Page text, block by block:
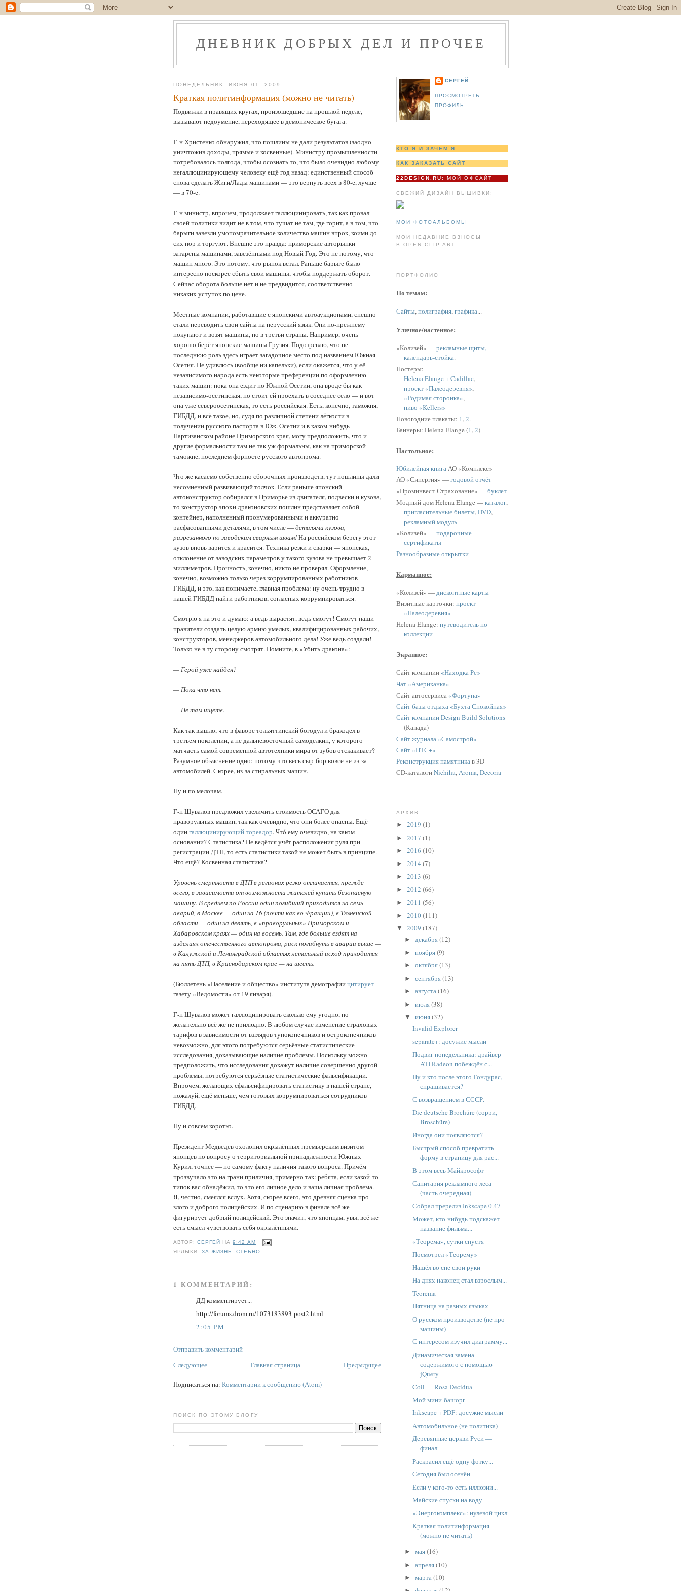
ДНЕВНИК ДОБРЫХ ДЕЛ И ПРОЧЕЕ
ПОНЕДЕЛЬНИК, ИЮНЯ 01, 2009
Краткая политинформация (можно не читать)
Подвижки в правящих кругах, произошедшие на прошлой неделе,
вызывают недоумение, переходящее в демоническое бугага.
Г-н Христенко обнаружил, что пошлины не дали результатов (заодно
уничтожив доходы, прямые и косвенные). Министру промышленности
потребовалось полгода, чтобы осознать то, что было очевидно любому
негаллюцинирующему человеку ещё год назад: единственный способ
снова сделать Жиги/Лады машинами — это вернуть всех в 80-е, лучше
— в 70-е.
Г-н министр, впрочем, продолжает галлюцинировать, так как провал
своей политики видит не в том, что тушат не там, где горит, а в том, что
барыги завезли умопомрачительное количество машин впрок, коими до
сих пор и торгуют. Внешне это правда: приморские авторынки
затарены машинами, завезёнными под Новый Год. Это не потому, что
машин много. Это потому, что рынок встал. Раньше барыге было
интересно поскорее сбыть свои машины, чтобы поддержать оборот.
Сейчас оборота больше нет и не предвидится, соответственно —
никаких уступок по цене.
Местные компании, работавшие с японскими автоаукционами, спешно
стали переводить свои сайты на нерусский язык. Они по-прежнему
покупают и возят машины, но в третьи страны. Например, очень
хорошо берёт японские машины Грузия. Подозреваю, что не
последнюю роль здесь играет загадочное место под названием Южная
Осетия. Не удивлюсь (вообще ни капельки), если окажется, что у её
независимого народа есть некоторые преференции по оформлению
таких машин: пока она ездит по Южной Осетии, она вроде бы как
независимо-осетинская, но стоит ей проехать в соседнее село — и вот
она уже североосетинская, то есть российская. Есть, конечно, таможня,
ГИБДД, и всё такое, но, судя по различной степени лёгкости в
получении русского паспорта в Юж. Осетии и в каком-нибудь
Партизанском районе Приморского края, могу предположить, что и
другие формальности там не так уж формальны, как на приморской
таможне, последнем форпосте русского автопрома.
Что же касаемо собственно сборочных производств, тут пошлины дали
несомненный развивающий толчок. Если раньше японский
автоконструктор собирался в Приморье из двигателя, подвески и кузова,
то конструктор эпохи драконовских пошлин представляет собой
контейнер, наполненный пронумерованными и аккуратно
расфасованными деталями, в том числе —деталями кузова,
разрезанного по заводским сварным швам!На российском берегу этот
кузов вновь варится и красится. Техника резки и сварки — японская,
отклонение от заводских параметров у такого кузова не превышает 2
миллиметров. Прочность, конечно, никто не проверял. Оформление,
конечно, возможно только через коррумпированных работников
ГИБДД, и это, как понимаете, главная проблема: ну очень трудно в
нашей ГИБДД найти работников, согласных коррумпироваться.
Смотрю я на это и думаю: а ведь вырастят, ведь смогут! Смогут наши
правители создать целую армию умелых, квалифицированных рабочих,
конструкторов, менеджеров автомобильного дела! Уже ведь создали!
Только не в ту сторону смотрят. Помните, в «Убить дракона»:
— Герой уже найден?
— Пока что нет.
— Не там ищете.
Как так вышло, что в фаворе тольяттинский богодул и бракодел в
третьем поколении, а не дальневосточный самоделкин, у которого
матчасть самой современной автотехники мира от зубов отскакивает?
Разумное объяснение одно: потому что весь сыр-бор вовсе не из-за
автомобилей. Скорее, из-за стиральных машин.
Ну и по мелочам.
Г-н Шувалов предложил увеличить стоимость ОСАГО для
праворульных машин, так как очевидно, что они более опасны. Ещё
одингаллюцинирующий тореадор. Чтó ему очевидно, на каком
основании? Статистика? Не ведётся учёт расположения руля при
регистрации ДТП, то есть статистики такой не может быть в принципе.
Что ещё? Косвенная статистика?
Уровень смертности в ДТП в регионах резко отличается, прежде
всего, в зависимости от возможности жителей купить безопасную
машину. В среднем по России один погибший приходится на семь
аварий, в Москве — один на 16 (почти как во Франции), в Тюменской
области — один на девять, в «праворульных» Приморском и
Хабаровском краях — один на восемь. Там, где больше ездят на
изделиях отечественного автопрома, риск погибнуть в аварии выше —
в Калужской и Ленинградской областях летальный исход приходится
на пять ДТП, в Краснодарском крае — на шесть.
(Бюллетень «Население и общество» института демографиицитирует
газету «Ведомости» от 19 января).
Г-н Шувалов может галлюцинировать сколько ему угодно, но
желательно всё же не прилюдно. В любом случае изменение страховых
тарифов в зависимости от взглядов тупоконечников и остроконечников
невозможно, для этого потребуются серьёзные статистические
исследования, доказывающие наличие проблемы. Поскольку можно
предположить, что исследования докажут наличие совершенно другой
проблемы, потребуются серьёзные статистические фальсификации.
Впрочем, желающих сфальсифицировать статистику в нашей стране,
пожалуй, ещё меньше, чем готовых коррумпироваться сотрудников
ГИБДД.
Ну и совсем коротко.
Президент Медведев охолонил окрылённых премьерским визитом
японцев по вопросу о территориальной принадлежности Южных
Курил, точнее — по самому факту наличия такого вопроса. Причём
прозвучало это на грани приличия, примерно так: ребята, если какой-то
типок вас обнадёжил, то это его личное дело и ваша личная проблема.
Я, честно, смеялся вслух. Хотя, скорее всего, это древняя сценка про
злого и доброго полицейских. И по сценарию в финале всё же
фигурирует добрый полицейский. Это значит, что японцам, увы, всё же
есть смысл чувствовать себя окрылёнными.
АВТОР:СЕРГЕЙ НА9:42 AM
ЯРЛЫКИ:ЗА ЖИЗНЬ ,СТЁБНО
1 КОММЕНТАРИЙ:
ДД комментирует...
http://forums.drom.ru/1073183893-post2.html
2:05 PM
Отправить комментарий
Следующее
Предыдущее
Главная страница
Подписаться на: Комментарии к сообщению (Atom)
ПОИСК ПО ЭТОМУ БЛОГУ
СЕРГЕЙ
ПРОСМОТРЕТЬ
ПРОФИЛЬ
КТО Я И ЗАЧЕМ Я
КАК ЗАКАЗАТЬ САЙТ
22DESIGN.RU : МОЙ ОФСАЙТ
СВЕЖИЙ ДИЗАЙН ВЫШИВКИ:
МОИ ФОТОАЛЬБОМЫ
МОИ НЕДАВНИЕ ВЗНОСЫ
В OPEN CLIP ART:
ПОРТФОЛИО
По темам:
Сайты,полиграфия,графика...
Уличное/настенное:
«Колизей» —рекламные щиты,
календарь-стойка.
Постеры:
Helena Elange + Cadillac,
проект «Палеодеревня»,
«Родимая сторонка»,
пиво «Kellers»
Новогодние плакаты: 1,2.
Баннеры: Helena Elange (1,2)
Настольное:
Юбилейная книгаАО «Комплекс»
АО «Синергия» —годовой отчёт
«Проминвест-Страхование» —буклет
Модный дом Helena Elange —каталог,
пригласительные билеты,DVD,
рекламный модуль
«Колизей» —подарочные
сертификаты
Разнообразные открытки
Карманное:
«Колизей» —дисконтные карты
Визитные карточки: проект
«Палеодеревня»
Helena Elange: путеводитель по
коллекции
Экранное:
Сайт компании «Находка Ре»
Чат «Американка»
Сайт автосервиса «Фортуна»
Сайт базы отдыха «Бухта Спокойная»
Сайт компании Design Build Solutions
(Канада)
Сайт журнала «Самострой»
Сайт «НТС+»
Реконструкция памятникав 3D
CD-каталогиNichiha,Aroma, Decoria
АРХИВ
► 2019 (1)
► 2017 (1)
► 2016 (10)
► 2014 (7)
► 2013 (6)
► 2012 (66)
► 2011 (56)
► 2010(111)
▼ 2009 (187)
► декабря(12)
► ноября(9)
► октября(13)
► сентября(13)
► августа(16)
► июля(38)
▼ июня(32)
Invalid Explorer
separate+: досужие мысли
Подвиг понедельника: драйвер
ATI Radeon побеждён с...
Ну и кто после этого Гондурас,
спрашивается?
С возвращением в СССР.
Die deutsche Brochüre (сорри,
Broschüre)
Иногда они появляются?
Быстрый способ превратить
форму в страницу для рас...
В этом весь Майкрософт
Санитария рекламного леса
(часть очередная)
Собрал пререлиз Inkscape 0.47
Может, кто-нибудь подскажет
название фильма...
«Теорема», сутки спустя
Посмотрел «Теорему»
Нашёл во сне свои руки
На днях наконец стал взрослым...
Teorema
Пятница на разных языках
О русском производстве (не про
машины)
С интересом изучил диаграмму...
Динамическая замена
содержимого с помощью
jQuery
Coil — Rosa Decidua
Мой мини-башорг
Inkscape + PDF: досужие мысли
Автомобильное (не политика)
Деревянные церкви Руси —
финал
Раскрасил ещё одну фотку...
Сегодня был осенён
Если у кого-то есть иллюзии...
Майские спуски на воду
«Энергокомплекс»: нулевой цикл
Краткая политинформация
(можно не читать)
► мая(16)
► апреля(10)
► марта(10)